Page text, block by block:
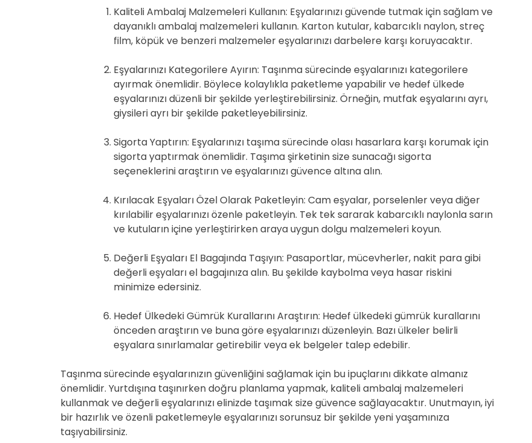
Kaliteli Ambalaj Malzemeleri Kullanın: Eşyalarınızı güvende tutmak için sağlam ve
dayanıklı ambalaj malzemeleri kullanın. Karton kutular, kabarcıklı naylon, streç
film, köpük ve benzeri malzemeler eşyalarınızı darbelere karşı koruyacaktır.
Eşyalarınızı Kategorilere Ayırın: Taşınma sürecinde eşyalarınızı kategorilere
ayırmak önemlidir. Böylece kolaylıkla paketleme yapabilir ve hedef ülkede
eşyalarınızı düzenli bir şekilde yerleştirebilirsiniz. Örneğin, mutfak eşyalarını ayrı,
giysileri ayrı bir şekilde paketleyebilirsiniz.
Sigorta Yaptırın: Eşyalarınızı taşıma sürecinde olası hasarlara karşı korumak için
sigorta yaptırmak önemlidir. Taşıma şirketinin size sunacağı sigorta
seçeneklerini araştırın ve eşyalarınızı güvence altına alın.
Kırılacak Eşyaları Özel Olarak Paketleyin: Cam eşyalar, porselenler veya diğer
kırılabilir eşyalarınızı özenle paketleyin. Tek tek sararak kabarcıklı naylonla sarın
ve kutuların içine yerleştirirken araya uygun dolgu malzemeleri koyun.
Değerli Eşyaları El Bagajında Taşıyın: Pasaportlar, mücevherler, nakit para gibi
değerli eşyaları el bagajınıza alın. Bu şekilde kaybolma veya hasar riskini
minimize edersiniz.
Hedef Ülkedeki Gümrük Kurallarını Araştırın: Hedef ülkedeki gümrük kurallarını
önceden araştırın ve buna göre eşyalarınızı düzenleyin. Bazı ülkeler belirli
eşyalara sınırlamalar getirebilir veya ek belgeler talep edebilir.
Taşınma sürecinde eşyalarınızın güvenliğini sağlamak için bu ipuçlarını dikkate almanız
önemlidir. Yurtdışına taşınırken doğru planlama yapmak, kaliteli ambalaj malzemeleri
kullanmak ve değerli eşyalarınızı elinizde taşımak size güvence sağlayacaktır. Unutmayın, iyi
bir hazırlık ve özenli paketlemeyle eşyalarınızı sorunsuz bir şekilde yeni yaşamınıza
taşıyabilirsiniz.